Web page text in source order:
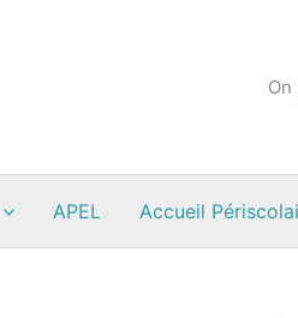
APEL Accueil